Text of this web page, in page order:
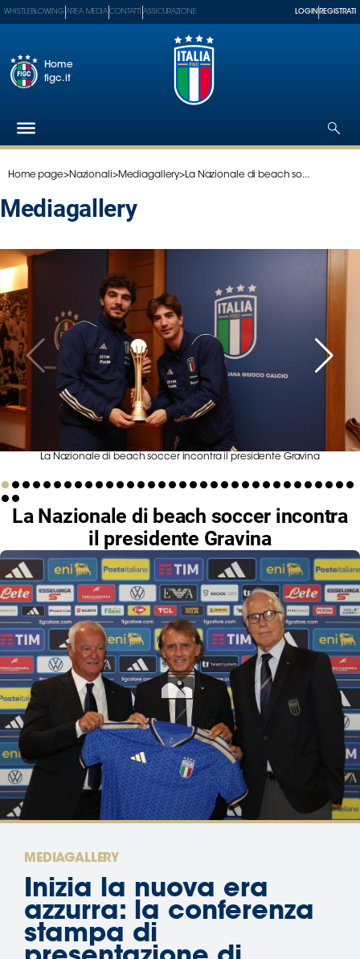
Federazione
Nazionali
SGS
Paralimpico
Serie
A
Women
Serie
B
Femminile
del
Shop
delle
nazionali
Assicurazione
Cerca
Whistleblowing
Area
Media
Contatti
Assicurazione
Social media
WHISTLEBLOWING AREA MEDIA CONTATTI ASSICURAZIONE LOGIN REGISTRATI
Home
figc.it
Home page>Nazionali>Mediagallery>La Nazionale di beach so...
mediagallery
La Nazionale di beach soccer incontra il presidente Gravina
La Nazionale di beach soccer incontra
il presidente Gravina
MEDIAGALLERY
Inizia la nuova era
azzurra: la conferenza
stampa di